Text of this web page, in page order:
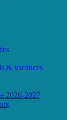
& vacances
2026-2027